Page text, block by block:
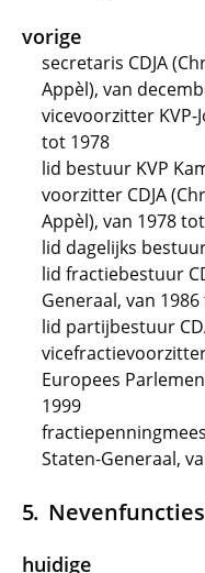
vorige
secretaris CDJA
Appèl), van
vicevoorzitter KVP-
tot 1978
lid bestuur KVP
voorzitter CDJA
Appèl), van 1978
lid dagelijks
lid fractiebestuur
Generaal, van
lid partijbestuur
Europees
1999
Staten-Generaal,
Nevenfuncties
huidige